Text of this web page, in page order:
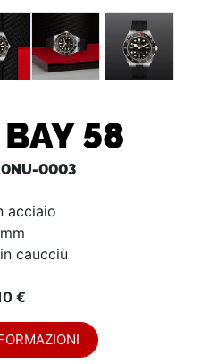
58
0003
acciaio
caucciù
€